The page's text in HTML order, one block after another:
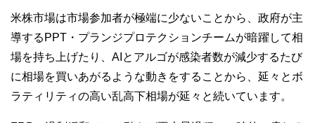
米株市場は市場参加者が極端に少ないことから、政府が主
導するPPT・プランジプロテクションチームが暗躍して相
場を持ち上げたり、AIとアルゴが感染者数が減少するたび
に相場を買いあがるような動きをすることから、延々とボ
ラティリティの高い乱高下相場が延々と続いています。